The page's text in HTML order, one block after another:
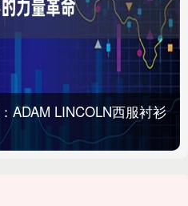
ADAM LINCOLN西服衬衫